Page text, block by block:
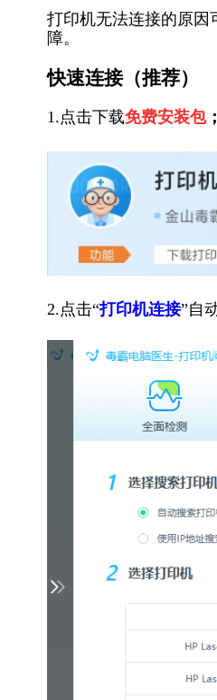
打印机无法连接的原因
障。
快速连接（推荐）
1.点击下载免费安装包；
2.点击“打印机连接”自